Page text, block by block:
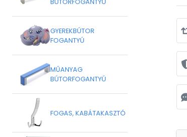
BÚTORFOGANTYÚ
GYEREKBÚTOR
FOGANTYÚ
MŰANYAG
BÚTORFOGANTYÚ
FOGAS, KABÁTAKASZTÓ